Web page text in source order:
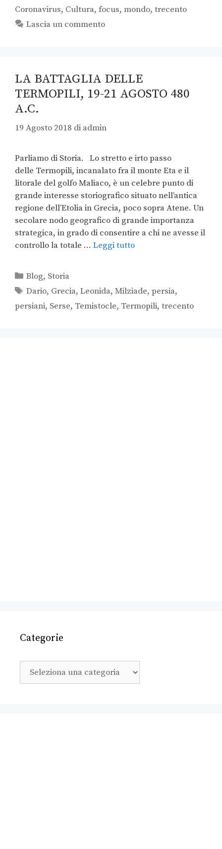
Coronavirus, Cultura, focus, mondo, trecento
Lascia un commento
LA BATTAGLIA DELLE
TERMOPILI, 19-21 AGOSTO 480
A.C.
19 Agosto 2018 di admin
Parliamo di Storia. Lo stretto e irto passo
delle Termopili, incanalato fra il monte Eta e il
litorale del golfo Maliaco, è un celebre punto di
grande interesse storiografico situato nell’antica
regione dell’Etolia in Grecia, poco sopra Atene. Un
secolare nodo geografico di grande importanza
strategica, in grado di consentire a chi ne avesse il
controllo la totale … Leggi tutto
Blog, Storia
Dario, Grecia,Leonida,Milziade,persia,
persiani, Serse, Temistocle, Termopili, trecento
Categorie